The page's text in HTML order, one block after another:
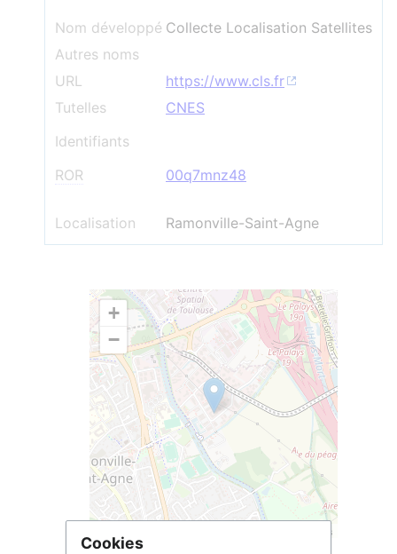
Nom développé Collecte Localisation Satellites
Autres noms
URL
https://www.cls.fr
Tutelles
CNES
Identifiants
ROR
00q7mnz48
Localisation Ramonville-Saint-Agne
+
−
contributors
Cookies